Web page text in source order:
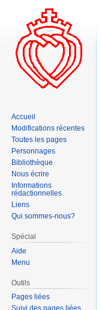
Accueil
Modifications récentes
Toutes les pages
Personnages
Bibliothèque
Nous écrire
Informations
rédactionnelles
Liens
Qui sommes-nous?
Spécial
Aide
Menu
Outils
Pages liées